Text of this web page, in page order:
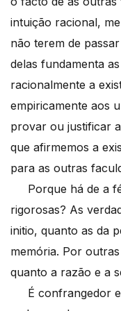
intuição racional,
não terem de
delas fundamenta
racionalmente a
empiricamente aos
provar ou justificar
que afirmemos a
para as outras
Porque há de a
rigorosas? As
initio, quanto as da
memória. Por
quanto a razão e a
É confrangedor